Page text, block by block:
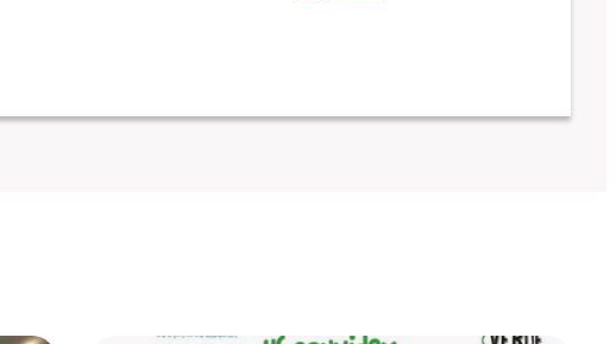
Manipulados Industriales